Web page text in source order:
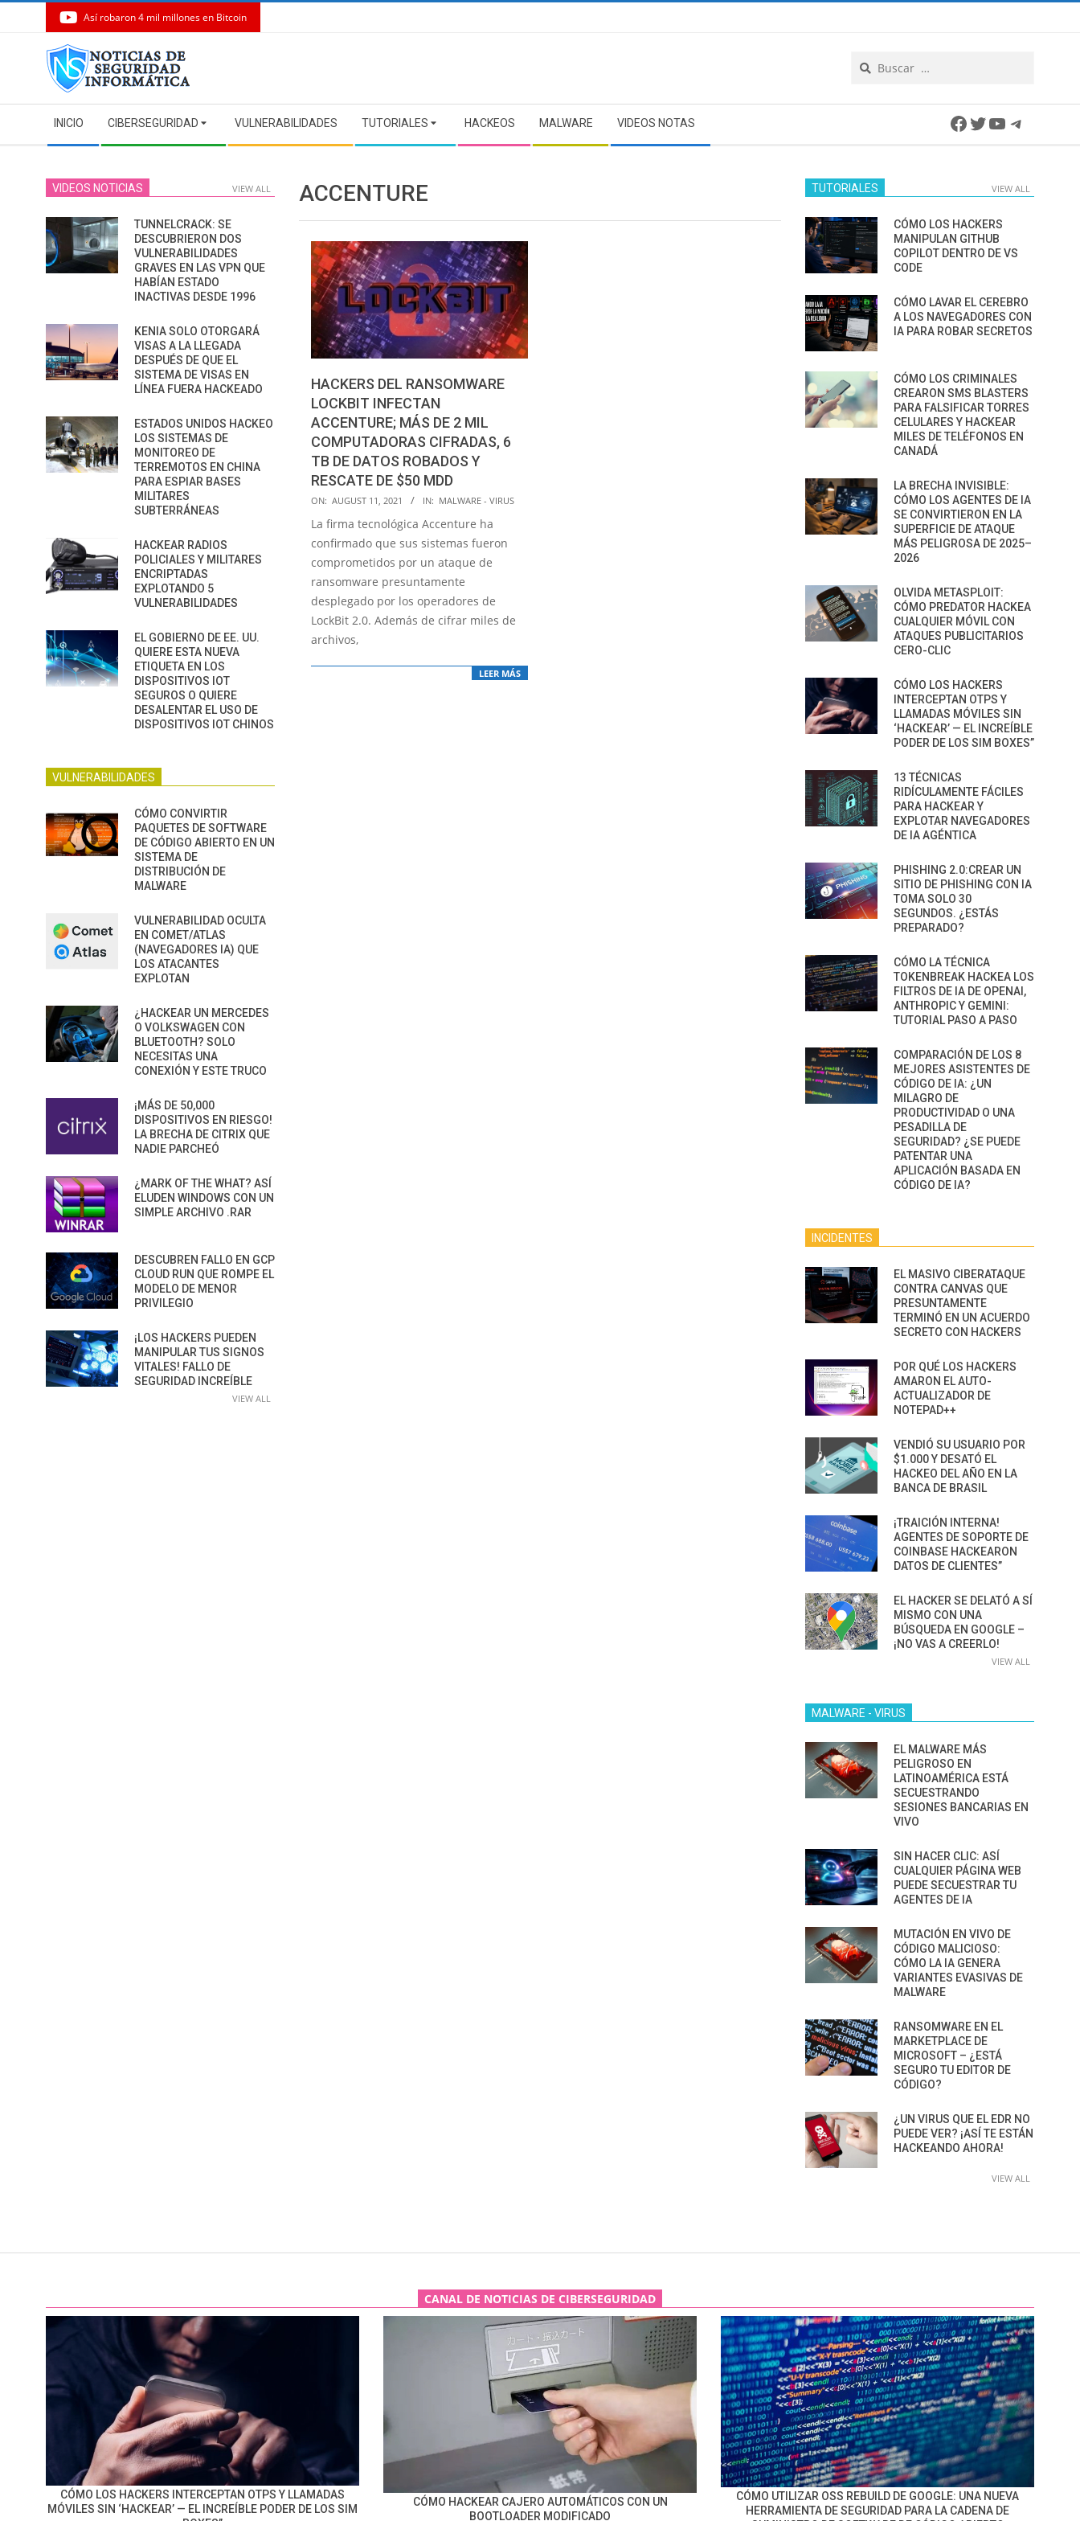
Así robaron 4 mil millones en Bitcoin
Navigation
Menu
INICIO CIBERSEGURIDAD VULNERABILIDADES TUTORIALES HACKEOS MALWARE VIDEOS NOTAS Facebook
Twitter
YouTube
ACCENTURE
HACKERS DEL RANSOMWARE
LOCKBIT INFECTAN
ACCENTURE; MÁS DE 2 MIL
COMPUTADORAS CIFRADAS, 6
TB DE DATOS ROBADOS Y
RESCATE DE $50 MDD
2021-
08-
11
ON: AUGUST 11, 2021 IN: MALWARE - VIRUS
La firma tecnológica Accenture ha
confirmado que sus sistemas fueron
comprometidos por un ataque de
ransomware presuntamente
desplegado por los operadores de
LockBit 2.0. Además de cifrar miles de
archivos,
LEER MÁS
VIDEOS NOTICIAS VIEW ALL
TUNNELCRACK: SE
DESCUBRIERON DOS
VULNERABILIDADES
GRAVES EN LAS VPN QUE
HABÍAN ESTADO
INACTIVAS DESDE 1996
KENIA SOLO OTORGARÁ
VISAS A LA LLEGADA
DESPUÉS DE QUE EL
SISTEMA DE VISAS EN
LÍNEA FUERA HACKEADO
ESTADOS UNIDOS HACKEO
LOS SISTEMAS DE
MONITOREO DE
TERREMOTOS EN CHINA
PARA ESPIAR BASES
MILITARES
SUBTERRÁNEAS
HACKEAR RADIOS
POLICIALES Y MILITARES
ENCRIPTADAS
EXPLOTANDO 5
VULNERABILIDADES
EL GOBIERNO DE EE. UU.
QUIERE ESTA NUEVA
ETIQUETA EN LOS
DISPOSITIVOS IOT
SEGUROS O QUIERE
DESALENTAR EL USO DE
DISPOSITIVOS IOT CHINOS
VULNERABILIDADES
CÓMO CONVIRTIR
PAQUETES DE SOFTWARE
DE CÓDIGO ABIERTO EN UN
SISTEMA DE
DISTRIBUCIÓN DE
MALWARE
VULNERABILIDAD OCULTA
EN COMET/ATLAS
(NAVEGADORES IA) QUE
LOS ATACANTES
EXPLOTAN
¿HACKEAR UN MERCEDES
O VOLKSWAGEN CON
BLUETOOTH? SOLO
NECESITAS UNA
CONEXIÓN Y ESTE TRUCO
¡MÁS DE 50,000
DISPOSITIVOS EN RIESGO!
LA BRECHA DE CITRIX QUE
NADIE PARCHEÓ
¿MARK OF THE WHAT? ASÍ
ELUDEN WINDOWS CON UN
SIMPLE ARCHIVO .RAR
DESCUBREN FALLO EN GCP
CLOUD RUN QUE ROMPE EL
MODELO DE MENOR
PRIVILEGIO
¡LOS HACKERS PUEDEN
MANIPULAR TUS SIGNOS
VITALES! FALLO DE
SEGURIDAD INCREÍBLE
VIEW ALL
TUTORIALES VIEW ALL
CÓMO LOS HACKERS
MANIPULAN GITHUB
COPILOT DENTRO DE VS
CODE
CÓMO LAVAR EL CEREBRO
A LOS NAVEGADORES CON
IA PARA ROBAR SECRETOS
CÓMO LOS CRIMINALES
CREARON SMS BLASTERS
PARA FALSIFICAR TORRES
CELULARES Y HACKEAR
MILES DE TELÉFONOS EN
CANADÁ
LA BRECHA INVISIBLE:
CÓMO LOS AGENTES DE IA
SE CONVIRTIERON EN LA
SUPERFICIE DE ATAQUE
MÁS PELIGROSA DE 2025–
2026
OLVIDA METASPLOIT:
CÓMO PREDATOR HACKEA
CUALQUIER MÓVIL CON
ATAQUES PUBLICITARIOS
CERO-CLIC
CÓMO LOS HACKERS
INTERCEPTAN OTPS Y
LLAMADAS MÓVILES SIN
‘HACKEAR’ — EL INCREÍBLE
PODER DE LOS SIM BOXES”
13 TÉCNICAS
RIDÍCULAMENTE FÁCILES
PARA HACKEAR Y
EXPLOTAR NAVEGADORES
DE IA AGÉNTICA
PHISHING 2.0:CREAR UN
SITIO DE PHISHING CON IA
TOMA SOLO 30
SEGUNDOS. ¿ESTÁS
PREPARADO?
CÓMO LA TÉCNICA
TOKENBREAK HACKEA LOS
FILTROS DE IA DE OPENAI,
ANTHROPIC Y GEMINI:
TUTORIAL PASO A PASO
COMPARACIÓN DE LOS 8
MEJORES ASISTENTES DE
CÓDIGO DE IA: ¿UN
MILAGRO DE
PRODUCTIVIDAD O UNA
PESADILLA DE
SEGURIDAD? ¿SE PUEDE
PATENTAR UNA
APLICACIÓN BASADA EN
CÓDIGO DE IA?
INCIDENTES
EL MASIVO CIBERATAQUE
CONTRA CANVAS QUE
PRESUNTAMENTE
TERMINÓ EN UN ACUERDO
SECRETO CON HACKERS
POR QUÉ LOS HACKERS
AMARON EL AUTO-
ACTUALIZADOR DE
NOTEPAD++
VENDIÓ SU USUARIO POR
$1.000 Y DESATÓ EL
HACKEO DEL AÑO EN LA
BANCA DE BRASIL
¡TRAICIÓN INTERNA!
AGENTES DE SOPORTE DE
COINBASE HACKEARON
DATOS DE CLIENTES”
EL HACKER SE DELATÓ A SÍ
MISMO CON UNA
BÚSQUEDA EN GOOGLE –
¡NO VAS A CREERLO!
VIEW ALL
MALWARE - VIRUS
EL MALWARE MÁS
PELIGROSO EN
LATINOAMÉRICA ESTÁ
SECUESTRANDO
SESIONES BANCARIAS EN
VIVO
SIN HACER CLIC: ASÍ
CUALQUIER PÁGINA WEB
PUEDE SECUESTRAR TU
AGENTES DE IA
MUTACIÓN EN VIVO DE
CÓDIGO MALICIOSO:
CÓMO LA IA GENERA
VARIANTES EVASIVAS DE
MALWARE
RANSOMWARE EN EL
MARKETPLACE DE
MICROSOFT – ¿ESTÁ
SEGURO TU EDITOR DE
CÓDIGO?
¿UN VIRUS QUE EL EDR NO
PUEDE VER? ¡ASÍ TE ESTÁN
HACKEANDO AHORA!
VIEW ALL
CANAL DE NOTICIAS DE CIBERSEGURIDAD
CÓMO LOS HACKERS INTERCEPTAN OTPS Y LLAMADAS
MÓVILES SIN ‘HACKEAR’ — EL INCREÍBLE PODER DE LOS SIM
CÓMO HACKEAR CAJERO AUTOMÁTICOS CON UN
BOOTLOADER MODIFICADO
CÓMO UTILIZAR OSS REBUILD DE GOOGLE: UNA NUEVA
HERRAMIENTA DE SEGURIDAD PARA LA CADENA DE